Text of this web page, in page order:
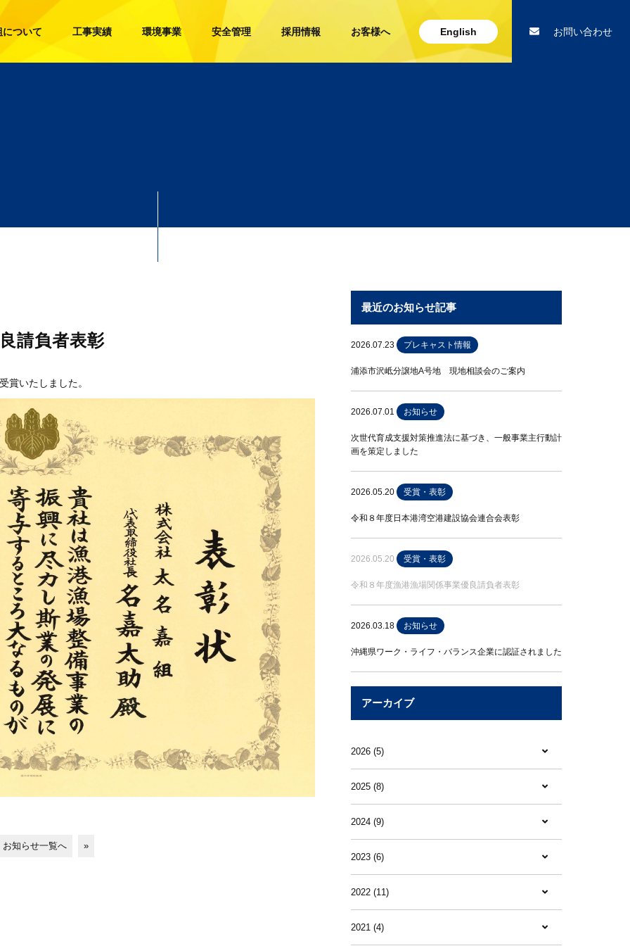
ついて 工事実績 環境事業 安全管理 採用情報 お客様へ English お問い合わせ
請負者表彰
賞いたしました。
お知らせ一覧へ »
最近のお知らせ記事
2026.07.23 プレキャスト情報
浦添市沢岻分譲地A号地 現地相談会のご案内
2026.07.01 お知らせ
次世代育成支援対策推進法に基づき、一般事業主行動計
画を策定しました
2026.05.20 受賞・表彰
令和８年度日本港湾空港建設協会連合会表彰
2026.05.20 受賞・表彰
令和８年度漁港漁場関係事業優良請負者表彰
2026.03.18 お知らせ
沖縄県ワーク・ライフ・バランス企業に認証されました
アーカイブ
2026 (5)
2025 (8)
2024 (9)
2023 (6)
2022 (11)
2021 (4)